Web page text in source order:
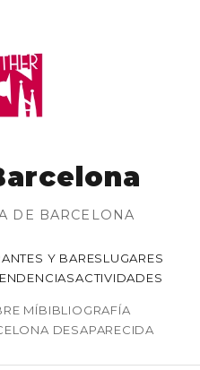
DE BARCELONA
Y BARESLUGARES
ACTIVIDADES
MÍBIBLIOGRAFÍA
DESAPARECIDA